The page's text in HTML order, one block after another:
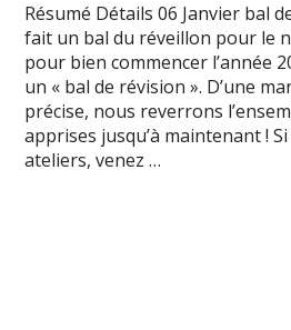
Résumé Détails 06 Janvier bal
fait un bal du réveillon pour le
pour bien commencer l’année
un « bal de révision ». D’une
précise, nous reverrons
apprises jusqu’à maintenant !
ateliers, venez …